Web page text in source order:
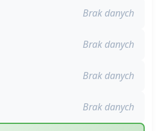
Brak danych
Brak danych
Brak danych
Brak danych